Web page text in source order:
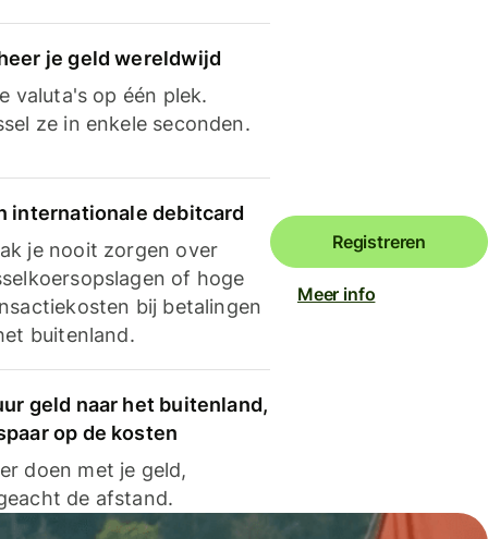
je geld wereldwijd
valuta's op één plek.
ze in enkele seconden.
internationale debitcard
je nooit zorgen over
of hoge
bij betalingen
buitenland.
geld naar het buitenland,
op de kosten
doen met je geld,
de afstand.
Registreren
Meer info